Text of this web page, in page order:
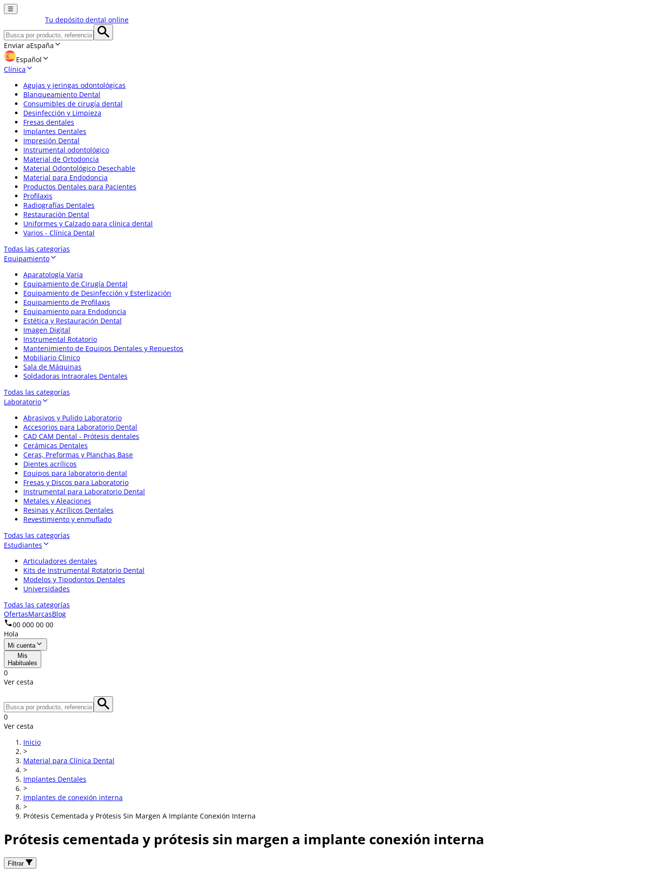
☰
Tu depósito dental online
Enviar aEspaña
Español
Clínica
Agujas y jeringas odontológicas
Blanqueamiento Dental
Consumibles de cirugía dental
Desinfección y Limpieza
Fresas dentales
Implantes Dentales
Impresión Dental
Instrumental odontológico
Material de Ortodoncia
Material Odontológico Desechable
Material para Endodoncia
Productos Dentales para Pacientes
Profilaxis
Radiografías Dentales
Restauración Dental
Uniformes y Calzado para clínica dental
Varios - Clínica Dental
Todas las categorías
Equipamiento
Aparatología Varia
Equipamiento de Cirugía Dental
Equipamiento de Desinfección y Esterlización
Equipamiento de Profilaxis
Equipamiento para Endodoncia
Estética y Restauración Dental
Imagen Digital
Instrumental Rotatorio
Mantenimiento de Equipos Dentales y Repuestos
Mobiliario Clinico
Sala de Máquinas
Soldadoras Intraorales Dentales
Todas las categorías
Laboratorio
Abrasivos y Pulido Laboratorio
Accesorios para Laboratorio Dental
CAD CAM Dental - Prótesis dentales
Cerámicas Dentales
Ceras, Preformas y Planchas Base
Dientes acrílicos
Equipos para laboratorio dental
Fresas y Discos para Laboratorio
Instrumental para Laboratorio Dental
Metales y Aleaciones
Resinas y Acrílicos Dentales
Revestimiento y enmuflado
Todas las categorías
Estudiantes
Articuladores dentales
Kits de Instrumental Rotatorio Dental
Modelos y Tipodontos Dentales
Universidades
Todas las categorías
OfertasMarcasBlog
00 000 00 00
Hola
Mi cuenta
Mis
Habituales
0
Ver cesta
0
Ver cesta
Inicio
>
Material para Clínica Dental
>
Implantes Dentales
>
Implantes de conexión interna
>
Prótesis Cementada y Prótesis Sin Margen A Implante Conexión Interna
Prótesis cementada y prótesis sin margen a implante conexión interna
Filtrar